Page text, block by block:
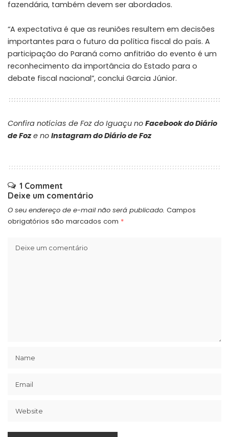
fazendária, também devem ser abordados.
“A expectativa é que as reuniões resultem em decisões
importantes para o futuro da política fiscal do país. A
participação do Paraná como anfitrião do evento é um
reconhecimento da importância do Estado para o
debate fiscal nacional”, conclui Garcia Júnior.
Confira notícias de Foz do Iguaçu no Facebook do Diário
de Foze no Instagram do Diário de Foz
1 Comment
Deixe um comentário
O seu endereço de e-mail não será publicado. Campos
obrigatórios são marcados com *